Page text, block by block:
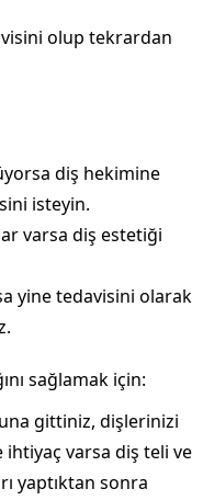
olup tekrardan
diş hekimine
isteyin.
varsa diş estetiği
yine tedavisini olarak
sağlamak için:
gittiniz, dişlerinizi
ihtiyaç varsa diş teli ve
yaptıktan sonra